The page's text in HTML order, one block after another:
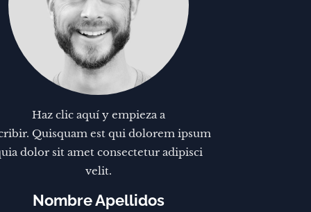
Haz clic aquí y empieza a
Quisquam est qui dolorem ipsum
dolor sit amet consectetur adipisci
velit.
Nombre Apellidos